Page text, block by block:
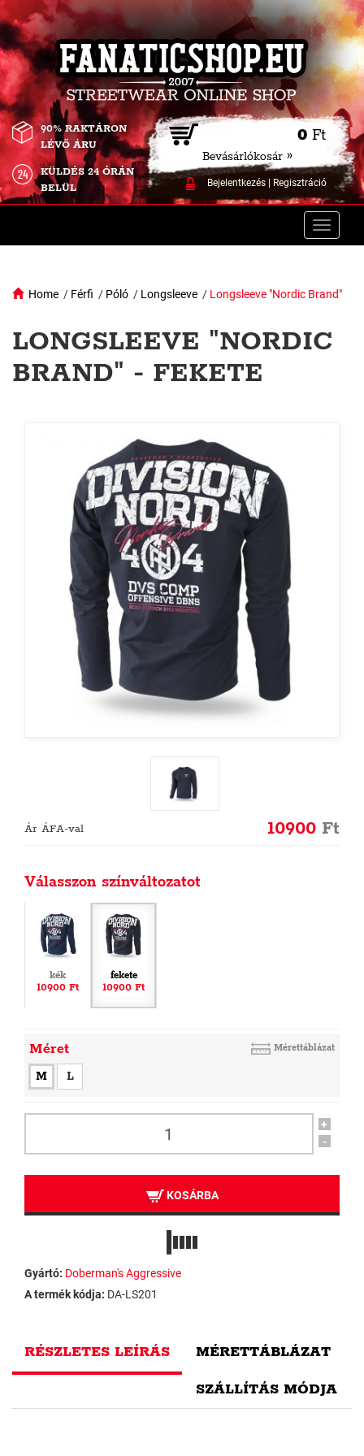
0 Ft
Bevásárlókosár »
Bejelentkezés| Regisztráció
90% RAKTÁRON
LÉVŐ ÁRU
KÜLDÉS 24 ÓRÁN
BELÜL
Toggle
Home / Férfi / Póló / Longsleeve / Longsleeve "Nordic Brand"
LONGSLEEVE "NORDIC
BRAND" - FEKETE
Ár ÁFA-val 10900 Ft
Válasszon színváltozatot
kék
10900 Ft
fekete
10900 Ft
Méret Mérettáblázat
M L
+
-
KOSÁRBA
Gyártó: Doberman's Aggressive
A termék kódja: DA-LS201
RÉSZLETES LEÍRÁS MÉRETTÁBLÁZAT
SZÁLLÍTÁS MÓDJA